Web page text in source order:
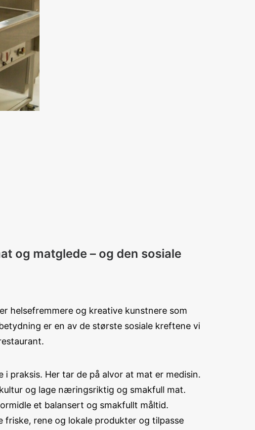
og matglede – og den sosiale
helsefremmere og kreative kunstnere som
er en av de største sosiale kreftene vi
i praksis. Her tar de på alvor at mat er medisin.
og lage næringsriktig og smakfull mat.
et balansert og smakfullt måltid.
rene og lokale produkter og tilpasse